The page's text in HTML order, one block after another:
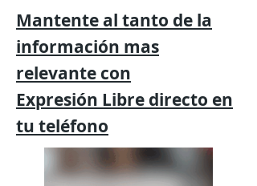
Mantente al tanto de la
información mas
relevante con
Expresión Libre directo en
tu teléfono